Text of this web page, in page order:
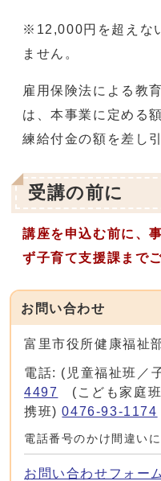
※12,000円を超えな
ません。
雇用保険法による教
は、本事業に定める
練給付金の額を差し
受講の前に
講座を申込む前に、
ず子育て支援課まで
お問い合わせ
富里市役所健康福祉
電話: (児童福祉班／
4497
(こども家庭
携班)0476-93-1174
電話番号のかけ間違い
お問い合わせフォーム